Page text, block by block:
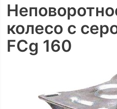
колесо с
FCg 160